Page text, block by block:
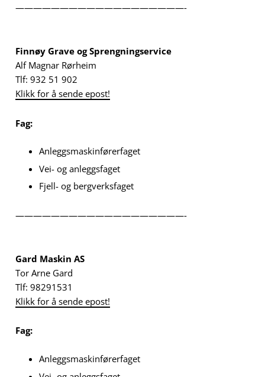
———————————————————-
Finnøy Grave og Sprengningservice
Alf Magnar Rørheim
Tlf: 932 51 902
Klikk for å sende epost!
Fag:
Anleggsmaskinførerfaget
Vei- og anleggsfaget
Fjell- og bergverksfaget
———————————————————-
Gard Maskin AS
Tor Arne Gard
Tlf: 98291531
Klikk for å sende epost!
Fag:
Anleggsmaskinførerfaget